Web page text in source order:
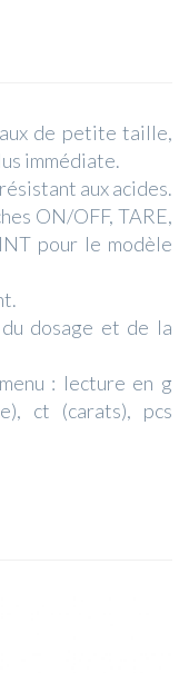
de petite taille,
immédiate.
aux acides.
ON/OFF, TARE,
pour le modèle
dosage et de la
: lecture en g
ct (carats), pcs